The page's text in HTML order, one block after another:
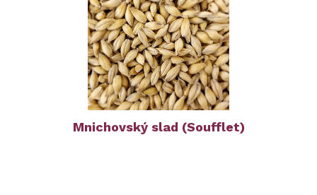
Mnichovský slad (Soufflet)